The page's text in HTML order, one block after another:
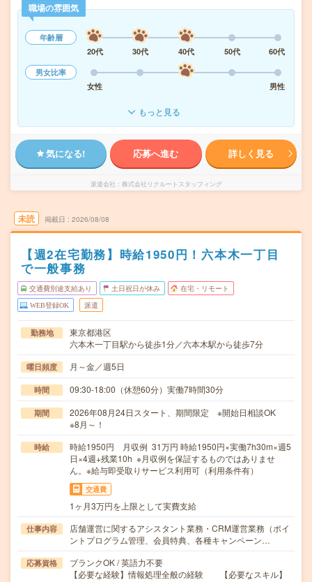
職場の雰囲気
年齢層
20代
30代 40代 50代
60代
男女比率
女性
男性
もっと見る
気になる! 応募へ進む 詳しく見る
派遣会社 株式会社リクルートスタッフィング
未読 掲載日 2026/08/08
【週2在宅勤務】時給1950円！六本木一丁目
で一般事務
交通費別途支給あり 土日祝日が休み 在宅・リモート
WEB登録OK 派遣
勤務地
東京都港区
六本木一丁目駅から徒歩1分／六本木駅から徒歩7分
曜日頻度 月～金／週5日
時間 09:30-18:00（休憩60分）実働7時間30分
期間
2026年08月24日スタート、期間限定 ※開始日相談OK
※8月～！
時給
時給1950円 月収例 31万円 時給1950円×実働7h30m×週5
日×4週+残業10h ※月収例を保証するものではありませ
ん。※給与即受取りサービス利用可（利用条件有）
交通費
1ヶ月3万円を上限として実費支給
仕事内容
店舗運営に関するアシスタント業務・CRM運営業務（ポイ
ントプログラム管理、会員特典、各種キャンペーン…
応募資格
ブランクOK / 英語力不要
【必要な経験】情報処理全般の経験 【必要なスキル】